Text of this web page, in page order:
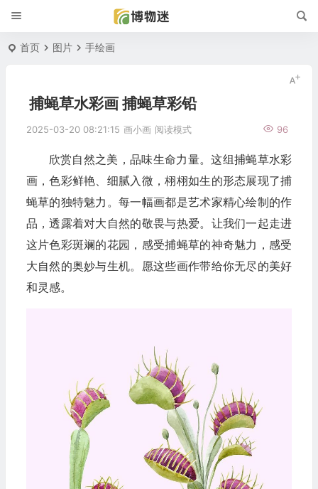
首页 图片 手绘画
捕蝇草水彩画 捕蝇草彩铅
2025-03-20 08:21:15 画小画 96
阅读模式
欣赏自然之美，品味生命力量。这组捕蝇草水彩
画，色彩鲜艳、细腻入微，栩栩如生的形态展现了捕
蝇草的独特魅力。每一幅画都是艺术家精心绘制的作
品，透露着对大自然的敬畏与热爱。让我们一起走进
这片色彩斑斓的花园，感受捕蝇草的神奇魅力，感受
大自然的奥妙与生机。愿这些画作带给你无尽的美好
和灵感。